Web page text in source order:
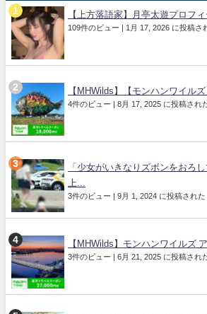
【上方落語家】月亭太遊プロフ
109件のビュー | 1月 17, 2026 に投稿さ
【MHWilds】【モンハンワイル
4件のビュー | 8月 17, 2025 に投稿され
「少女がいきなりズボンをおろ
上...
3件のビュー | 9月 1, 2024 に投稿された
【MHWilds】モンハンワイルズ
3件のビュー | 6月 21, 2025 に投稿され